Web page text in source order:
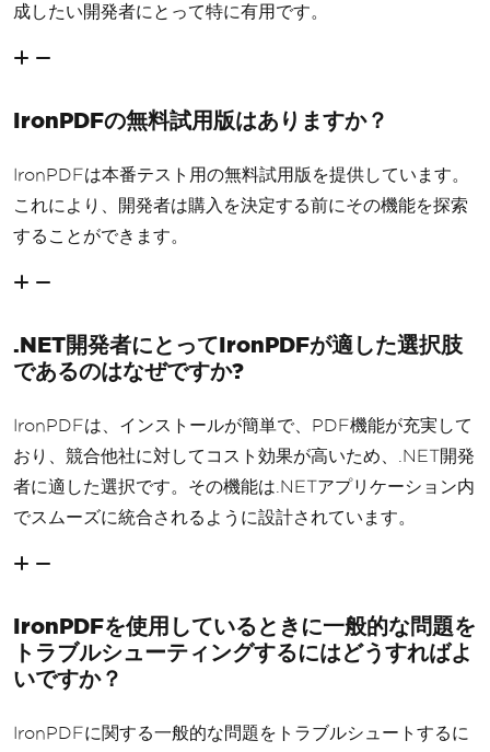
成したい開発者にとって特に有用です。
IronPDFの無料試用版はありますか？
IronPDFは本番テスト用の無料試用版を提供しています。
これにより、開発者は購入を決定する前にその機能を探索
することができます。
.NET開発者にとってIronPDFが適した選択肢
であるのはなぜですか?
IronPDFは、インストールが簡単で、PDF機能が充実して
おり、競合他社に対してコスト効果が高いため、.NET開発
者に適した選択です。その機能は.NETアプリケーション内
でスムーズに統合されるように設計されています。
IronPDFを使用しているときに一般的な問題を
トラブルシューティングするにはどうすればよ
いですか？
IronPDFに関する一般的な問題をトラブルシュートするに